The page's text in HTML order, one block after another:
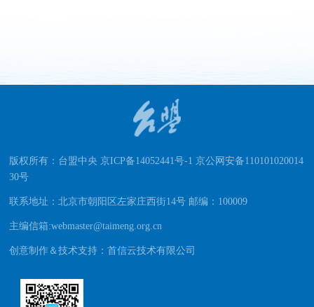
版权所有：台盟中央 京ICP备14052441号-1 京公网安备110101020014
30号
联系地址：北京市朝阳区左家庄西街14号 邮编：100009
主编信箱:webmaster@taimeng.org.cn
创意制作＆技术支持：首信云技术有限公司